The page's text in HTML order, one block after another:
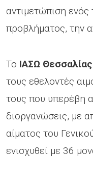
αντιμετώπιση ενός
προβλήματος, την
Το ΙΑΣΩ Θεσσαλίας
τους εθελοντές
τους που υπερέβη
διοργανώσεις, με
αίματος του
ενισχυθεί με 36